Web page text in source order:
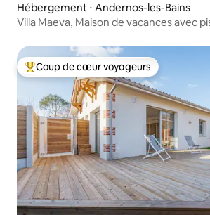
Hébergement ⋅ Andernos-les-Bains
Villa Maeva, Maison de vacances avec
Coups de cœur voyageurs les plus
Coup de cœur voyageurs